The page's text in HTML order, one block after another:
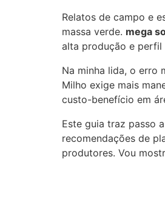
Relatos de campo e
massa verde. mega
alta produção e perfil
Na minha lida, o erro
Milho exige mais
custo-benefício em
Este guia traz passo
recomendações de
produtores. Vou